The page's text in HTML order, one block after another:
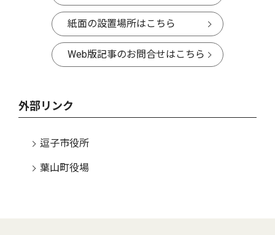
紙面の設置場所はこちら
Web版記事のお問合せはこちら
外部リンク
逗子市役所
葉山町役場